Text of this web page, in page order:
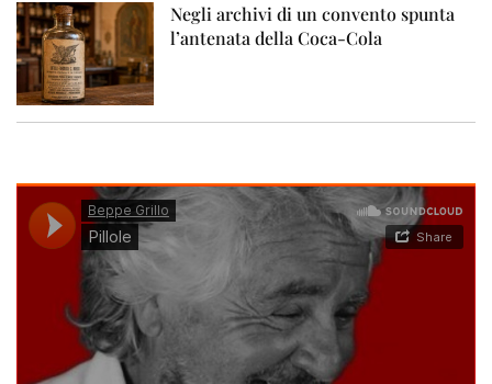
Negli archivi di un convento spunta
l’antenata della Coca-Cola